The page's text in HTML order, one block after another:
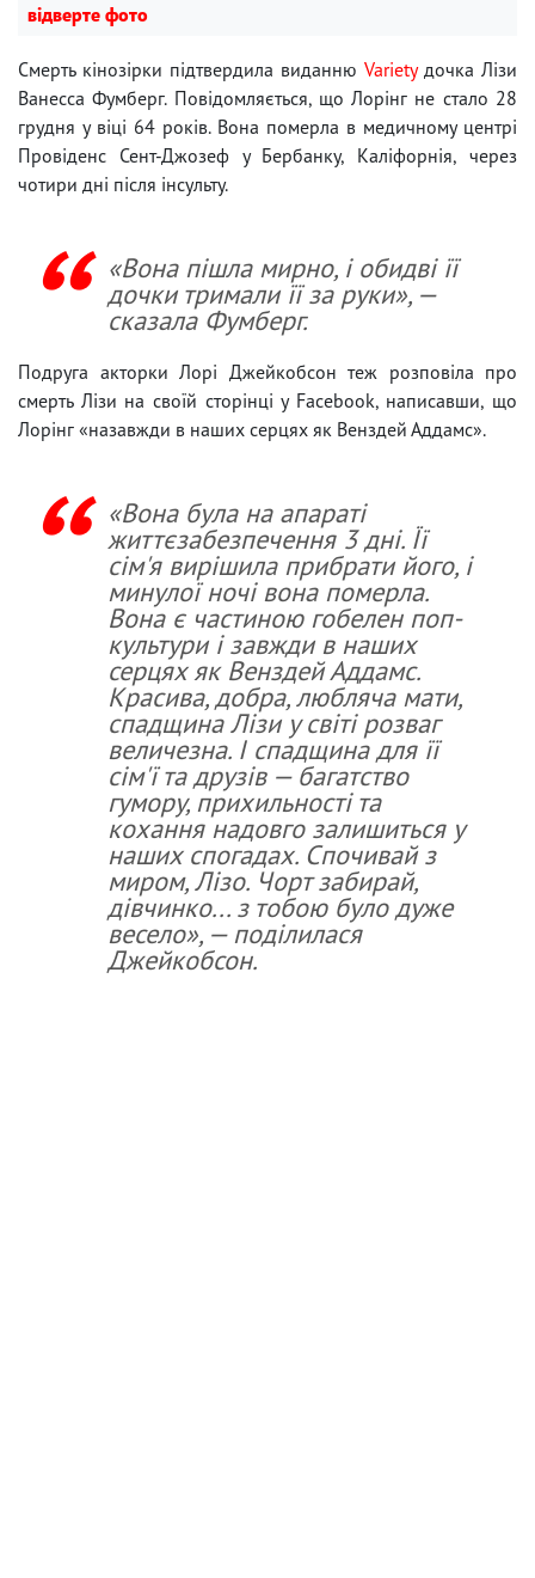
відверте фото
Смерть кінозірки підтвердила виданню Varietyдочка Лізи
Ванесса Фумберг. Повідомляється, що Лорінг не стало 28
грудня у віці 64 років. Вона померла в медичному центрі
Провіденс Сент-Джозеф у Бербанку, Каліфорнія, через
чотири дні після інсульту.
«Вона пішла мирно, і обидві її
дочки тримали її за руки», —
сказала Фумберг.
Подруга акторки Лорі Джейкобсон теж розповіла про
смерть Лізи на своїй сторінці у Facebook, написавши, що
Лорінг «назавжди в наших серцях як Венздей Аддамс».
«Вона була на апараті
життєзабезпечення 3 дні. Її
сім'я вирішила прибрати його, і
минулої ночі вона померла.
Вона є частиною гобелен поп-
культури і завжди в наших
серцях як Венздей Аддамс.
Красива, добра, любляча мати,
спадщина Лізи у світі розваг
величезна. І спадщина для її
сім'ї та друзів — багатство
гумору, прихильності та
кохання надовго залишиться у
наших спогадах. Спочивай з
миром, Лізо. Чорт забирай,
дівчинко... з тобою було дуже
весело», — поділилася
Джейкобсон.